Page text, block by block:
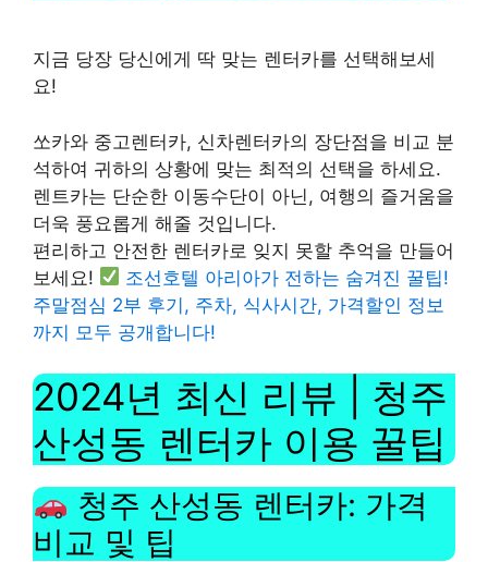
지금 당장 당신에게 딱 맞는 렌터카를 선택해보세
요!
쏘카와 중고렌터카, 신차렌터카의 장단점을 비교 분
석하여 귀하의 상황에 맞는 최적의 선택을 하세요.
렌트카는 단순한 이동수단이 아닌, 여행의 즐거움을
더욱 풍요롭게 해줄 것입니다.
편리하고 안전한 렌터카로 잊지 못할 추억을 만들어
보세요!
조선호텔 아리아가 전하는 숨겨진 꿀팁!
주말점심 2부 후기, 주차, 식사시간, 가격할인 정보
까지 모두 공개합니다!
2024년 최신 리뷰 | 청주
산성동 렌터카 이용 꿀팁
청주 산성동 렌터카: 가격
비교 및 ​​팁